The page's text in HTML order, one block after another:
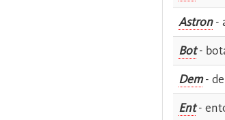
Astron-
Bot-
Dem-
Ent-